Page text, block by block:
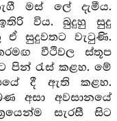
මස් ලේ දැමීය.
විය. බුදුහු සුදු
ඒ සුදුවතට වැටුණි.
වීථිවල ස්තූප
පින් රැස් කළහ. මේ
දී ඇති කළහ.
අසා අවසානයේ
සැරසී සිට